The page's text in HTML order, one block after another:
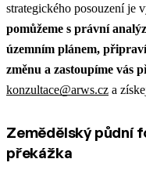
strategického posouzení je
pomůžeme s právní
územním plánem,
změnu a zastoupíme vás
konzultace@arws.cz a
Zemědělský půdní
překážka